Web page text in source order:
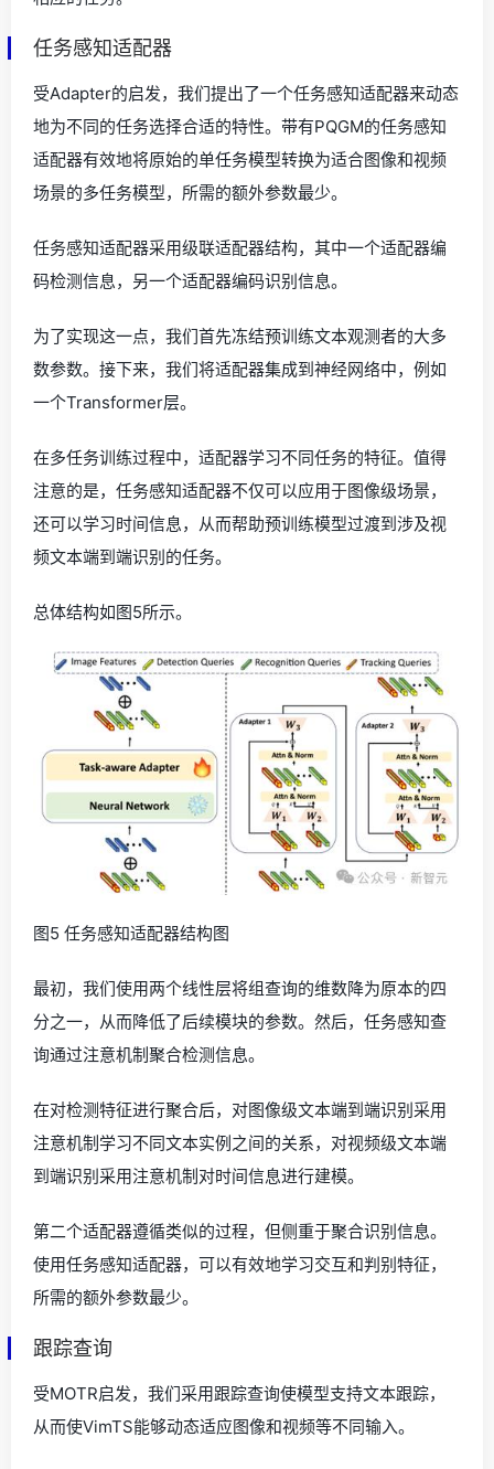
任务感知适配器
受Adapter的启发，我们提出了一个任务感知适配器来动态
地为不同的任务选择合适的特性。带有PQGM的任务感知
适配器有效地将原始的单任务模型转换为适合图像和视频
场景的多任务模型，所需的额外参数最少。
任务感知适配器采用级联适配器结构，其中一个适配器编
码检测信息，另一个适配器编码识别信息。
为了实现这一点，我们首先冻结预训练文本观测者的大多
数参数。接下来，我们将适配器集成到神经网络中，例如
一个Transformer层。
在多任务训练过程中，适配器学习不同任务的特征。值得
注意的是，任务感知适配器不仅可以应用于图像级场景，
还可以学习时间信息，从而帮助预训练模型过渡到涉及视
频文本端到端识别的任务。
总体结构如图5所示。
图5 任务感知适配器结构图
最初，我们使用两个线性层将组查询的维数降为原本的四
分之一，从而降低了后续模块的参数。然后，任务感知查
询通过注意机制聚合检测信息。
在对检测特征进行聚合后，对图像级文本端到端识别采用
注意机制学习不同文本实例之间的关系，对视频级文本端
到端识别采用注意机制对时间信息进行建模。
第二个适配器遵循类似的过程，但侧重于聚合识别信息。
使用任务感知适配器，可以有效地学习交互和判别特征，
所需的额外参数最少。
跟踪查询
受MOTR启发，我们采用跟踪查询使模型支持文本跟踪，
从而使VimTS能够动态适应图像和视频等不同输入。